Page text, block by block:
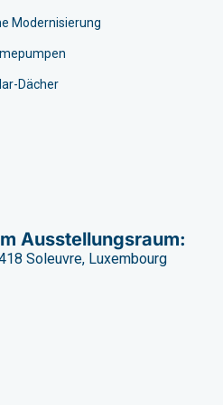
Modernisierung
Dächer
Ausstellungsraum:
Soleuvre, Luxembourg